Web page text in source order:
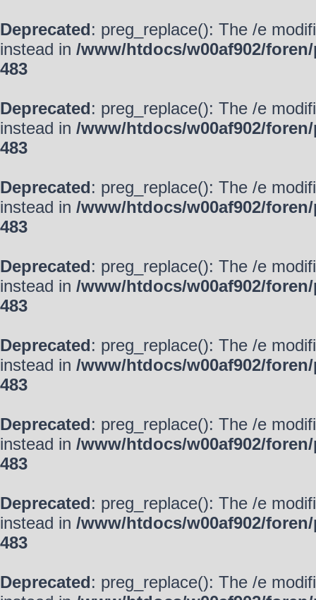
Deprecated: preg_replace(): The /e
instead in /www/htdocs/w00af902/
483
Deprecated: preg_replace(): The /e
instead in /www/htdocs/w00af902/
483
Deprecated: preg_replace(): The /e
instead in /www/htdocs/w00af902/
483
Deprecated: preg_replace(): The /e
instead in /www/htdocs/w00af902/
483
Deprecated: preg_replace(): The /e
instead in /www/htdocs/w00af902/
483
Deprecated: preg_replace(): The /e
instead in /www/htdocs/w00af902/
483
Deprecated: preg_replace(): The /e
instead in /www/htdocs/w00af902/
483
Deprecated: preg_replace(): The /e